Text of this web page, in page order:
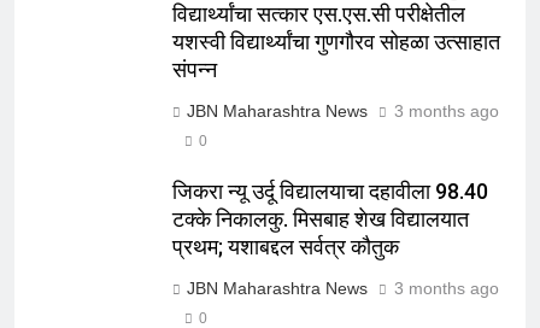
विद्यार्थ्यांचा सत्कार एस.एस.सी परीक्षेतील
यशस्वी विद्यार्थ्यांचा गुणगौरव सोहळा उत्साहात
संपन्न
JBN Maharashtra News 3 months ago
0
जिकरा न्यू उर्दू विद्यालयाचा दहावीला 98.40
टक्के निकालकु. मिसबाह शेख विद्यालयात
प्रथम; यशाबद्दल सर्वत्र कौतुक
JBN Maharashtra News 3 months ago
0